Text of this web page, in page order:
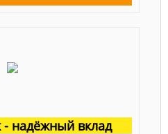
надёжный вклад